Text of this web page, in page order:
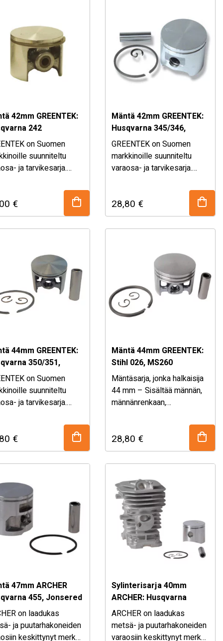
42mm GREENTEK:
242
on Suomen
suunniteltu
ja tarvikesarja.
hintaiset
ja tarvikkeet
koneisiin ja
€
Mäntä 42mm GREENTEK:
Husqvarna 345/346,
Jonsered
2145/CS2147/BC2145
GREENTEK on Suomen
markkinoille suunniteltu
varaosa- ja tarvikesarja.
kohtuullisen hintaiset
varaosat ja tarvikkeet
puutarha koneisiin ja
28,80 €
44mm GREENTEK:
350/351,
CS2150
on Suomen
suunniteltu
ja tarvikesarja.
hintaiset
ja tarvikkeet
koneisiin ja
€
Mäntä 44mm GREENTEK:
Stihl 026, MS260
Mäntäsarja, jonka halkaisija
44 mm – Sisältää männän,
männänrenkaan,
lukitukset. Sopivuus: – 026,
MS260 (tarkista halkaisija)
– Korvaa alkuperäisnumerot
1121 020 1203, TT026, …
28,80 €
47mm ARCHER
455, Jonsered
on laadukas
ja puutarhakoneiden
keskittynyt merkki
Sylinterisarja 40mm
ARCHER: Husqvarna
136/137/141/142
Jonsered 2040/CS2040
ARCHER on laadukas
metsä- ja puutarhakoneiden
varaosiin keskittynyt merkki